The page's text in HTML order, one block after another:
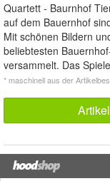
Quartett - Baurnhof
auf dem Bauernhof
Mit schönen Bildern
beliebtesten
versammelt. Das
* maschinell aus der